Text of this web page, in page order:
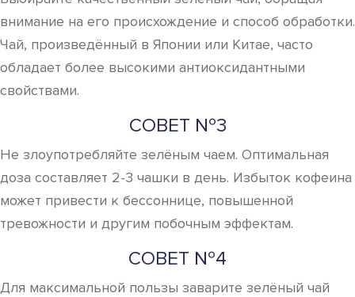
внимание на его происхождение и способ обработки.
Чай, произведённый в Японии или Китае, часто
обладает более высокими антиоксидантными
свойствами.
СОВЕТ №3
Не злоупотребляйте зелёным чаем. Оптимальная
доза составляет 2-3 чашки в день. Избыток кофеина
может привести к бессоннице, повышенной
тревожности и другим побочным эффектам.
СОВЕТ №4
Для максимальной пользы заварите зелёный чай